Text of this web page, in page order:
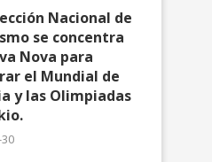
Nacional de
se concentra
Nova para
el Mundial de
y las Olimpiadas